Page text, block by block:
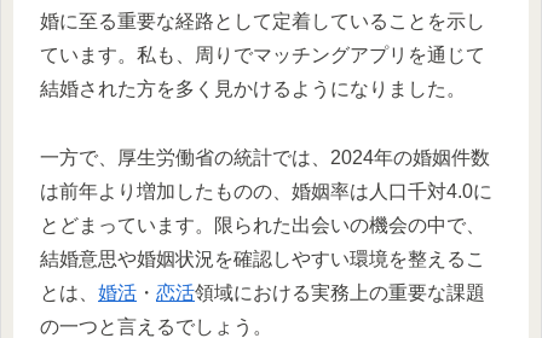
婚に至る重要な経路として定着していることを示し
ています。私も、周りでマッチングアプリを通じて
結婚された方を多く見かけるようになりました。
一方で、厚生労働省の統計では、2024年の婚姻件数
は前年より増加したものの、婚姻率は人口千対4.0に
とどまっています。限られた出会いの機会の中で、
結婚意思や婚姻状況を確認しやすい環境を整えるこ
とは、 婚活 ・ 恋活領域における実務上の重要な課題
の一つと言えるでしょう。